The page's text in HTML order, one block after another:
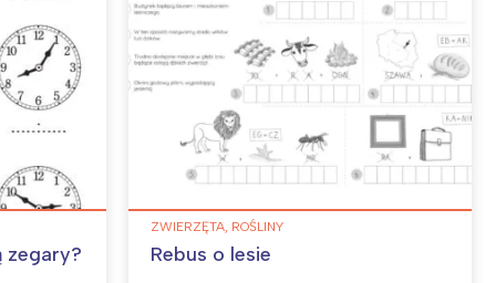
zegary?
ZWIERZĘTA, ROŚLINY
Rebus o lesie